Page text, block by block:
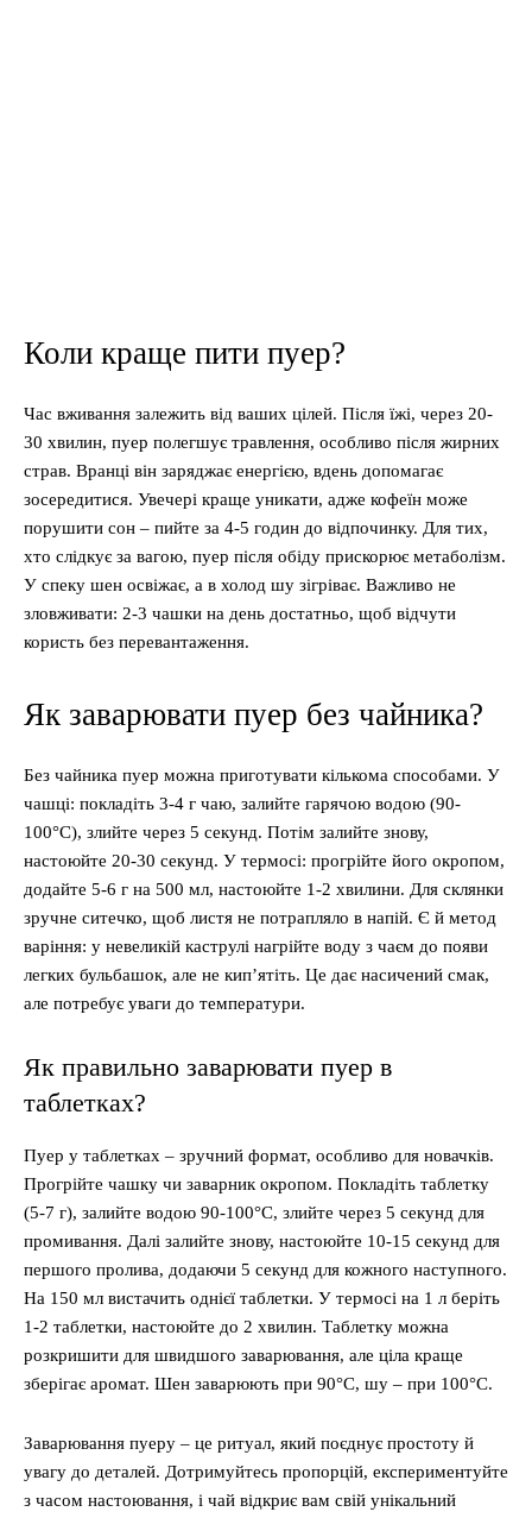
Коли краще пити пуер?
Час вживання залежить від ваших цілей. Після їжі, через 20-
30 хвилин, пуер полегшує травлення, особливо після жирних
страв. Вранці він заряджає енергією, вдень допомагає
зосередитися. Увечері краще уникати, адже кофеїн може
порушити сон – пийте за 4-5 годин до відпочинку. Для тих,
хто слідкує за вагою, пуер після обіду прискорює метаболізм.
У спеку шен освіжає, а в холод шу зігріває. Важливо не
зловживати: 2-3 чашки на день достатньо, щоб відчути
користь без перевантаження.
Як заварювати пуер без чайника?
Без чайника пуер можна приготувати кількома способами. У
чашці: покладіть 3-4 г чаю, залийте гарячою водою (90-
100°C), злийте через 5 секунд. Потім залийте знову,
настоюйте 20-30 секунд. У термосі: прогрійте його окропом,
додайте 5-6 г на 500 мл, настоюйте 1-2 хвилини. Для склянки
зручне ситечко, щоб листя не потрапляло в напій. Є й метод
варіння: у невеликій каструлі нагрійте воду з чаєм до появи
легких бульбашок, але не кип’ятіть. Це дає насичений смак,
але потребує уваги до температури.
Як правильно заварювати пуер в
таблетках?
Пуер у таблетках – зручний формат, особливо для новачків.
Прогрійте чашку чи заварник окропом. Покладіть таблетку
(5-7 г), залийте водою 90-100°C, злийте через 5 секунд для
промивання. Далі залийте знову, настоюйте 10-15 секунд для
першого пролива, додаючи 5 секунд для кожного наступного.
На 150 мл вистачить однієї таблетки. У термосі на 1 л беріть
1-2 таблетки, настоюйте до 2 хвилин. Таблетку можна
розкришити для швидшого заварювання, але ціла краще
зберігає аромат. Шен заварюють при 90°C, шу – при 100°C.
Заварювання пуеру – це ритуал, який поєднує простоту й
увагу до деталей. Дотримуйтесь пропорцій, експериментуйте
з часом настоювання, і чай відкриє вам свій унікальний